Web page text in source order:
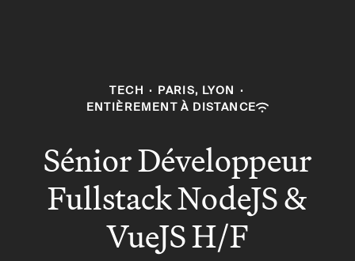
TECH · PARIS, LYON ·
ENTIÈREMENT À DISTANCE
Sénior Développeur
Fullstack NodeJS &
VueJS H/F